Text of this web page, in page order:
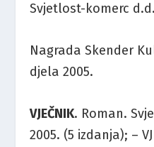
Svjetlost-komerc
Nagrada Skender
djela 2005.
VJEČNIK. Roman.
2005. (5 izdanja); –